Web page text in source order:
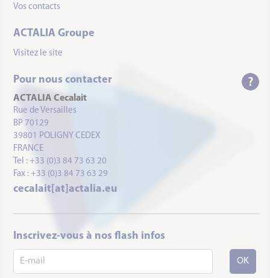
Vos contacts
ACTALIA Groupe
Visitez le site
Pour nous contacter
ACTALIA Cecalait
Rue de Versailles
BP 70129
39801 POLIGNY CEDEX
FRANCE
Tel : +33 (0)3 84 73 63 20
Fax : +33 (0)3 84 73 63 29
cecalait[at]actalia.eu
Inscrivez-vous à nos flash infos